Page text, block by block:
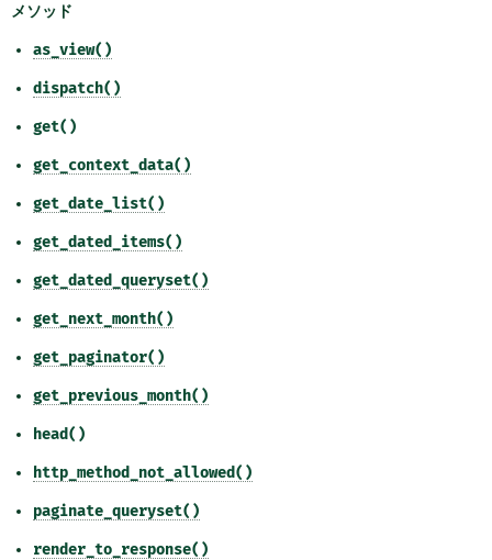
メソッド
as_view()
dispatch()
get()
get_context_data()
get_date_list()
get_dated_items()
get_dated_queryset()
get_next_month()
get_paginator()
get_previous_month()
head()
http_method_not_allowed()
paginate_queryset()
render_to_response()